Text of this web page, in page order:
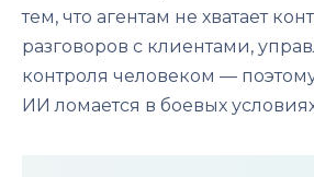
тем, что агентам не хватает
разговоров с клиентами,
контроля человеком —
ИИ ломается в боевых